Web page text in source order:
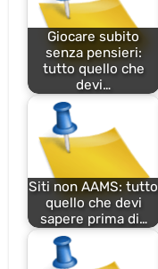
Giocare subito
senza pensieri:
tutto quello che
devi…
Siti non AAMS: tutto
quello che devi
sapere prima di…